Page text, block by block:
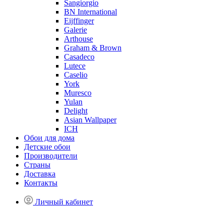
Sangiorgio
BN International
Eijffinger
Galerie
Arthouse
Graham & Brown
Casadeco
Lutece
Caselio
York
Muresco
Yulan
Delight
Asian Wallpaper
ICH
Обои для дома
Детские обои
Производители
Страны
Доставка
Контакты
Личный кабинет